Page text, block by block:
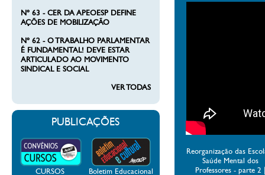
Nº 63 - CER DA APEOESP DEFINE
AÇÕES DE MOBILIZAÇÃO
Nº 62 - O TRABALHO PARLAMENTAR
É FUNDAMENTAL! DEVE ESTAR
ARTICULADO AO MOVIMENTO
SINDICAL E SOCIAL
VER TODAS
PUBLICAÇÕES
CURSOS
Boletim Educacional
Reorganização das
Saúde Mental dos
Professores - parte 2